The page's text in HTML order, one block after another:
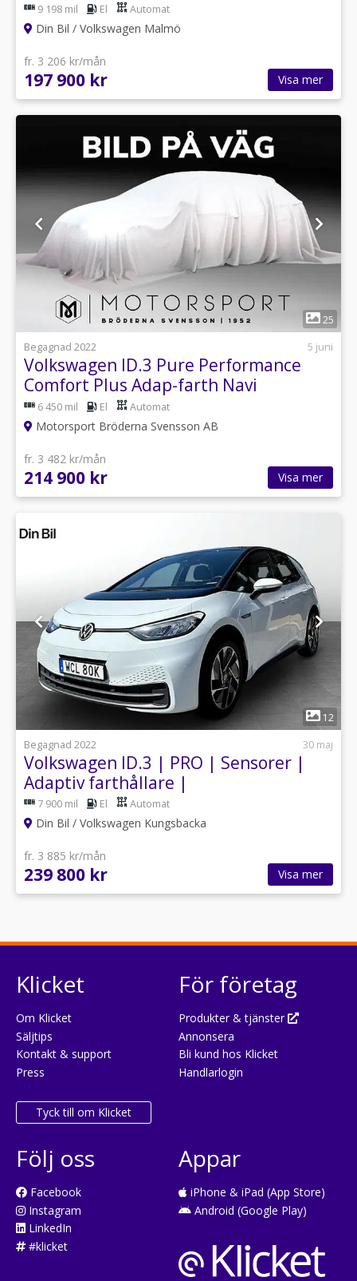
9 198 mil El Automat
Din Bil / Volkswagen Malmö
fr. 3 206 kr/mån
197 900 kr Visa mer
1
25
Begagnad 2022
5 juni
Volkswagen ID.3 Pure Performance
Comfort Plus Adap-farth Navi
Värmepump
6 450 mil El Automat
Motorsport Bröderna Svensson AB
fr. 3 482 kr/mån
214 900 kr Visa mer
1
12
Begagnad 2022
30 maj
Volkswagen ID.3 | PRO | Sensorer |
Adaptiv farthållare |
7 900 mil El Automat
Din Bil / Volkswagen Kungsbacka
fr. 3 885 kr/mån
239 800 kr Visa mer
Klicket
Om Klicket
Säljtips
Kontakt & support
Press
Tyck till om Klicket
För företag
Produkter & tjänster
Annonsera
Bli kund hos Klicket
Handlarlogin
Följ oss
Facebook
Instagram
LinkedIn
#klicket
Appar
iPhone & iPad (App Store)
Android (Google Play)